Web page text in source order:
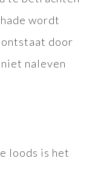
wordt
door
naleven
loods is het